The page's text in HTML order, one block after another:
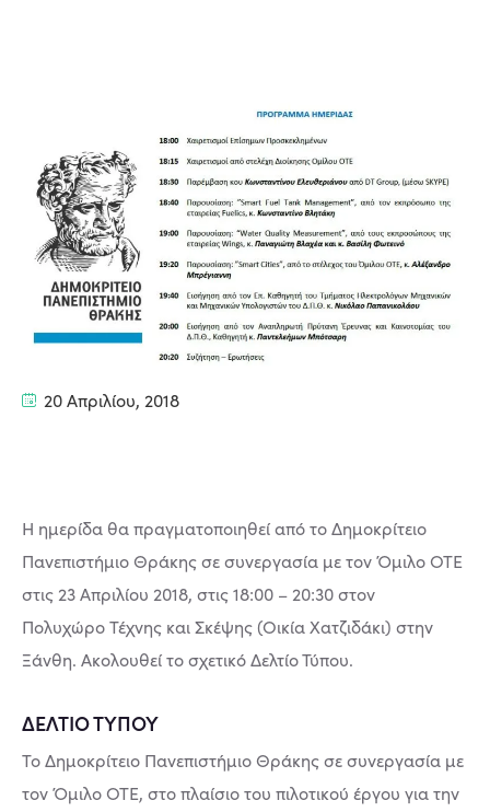
20 Απριλίου, 2018
Η ημερίδα θα πραγματοποιηθεί από το Δημοκρίτειο
Πανεπιστήμιο Θράκης σε συνεργασία με τον Όμιλο ΟΤΕ
στις 23 Απριλίου 2018, στις 18:00 – 20:30 στον
Πολυχώρο Τέχνης και Σκέψης (Οικία Χατζιδάκι) στην
Ξάνθη. Ακολουθεί το σχετικό Δελτίο Τύπου.
ΔΕΛΤΙΟ ΤΥΠΟΥ
Το Δημοκρίτειο Πανεπιστήμιο Θράκης σε συνεργασία με
τον Όμιλο ΟΤΕ, στο πλαίσιο του πιλοτικού έργου για την